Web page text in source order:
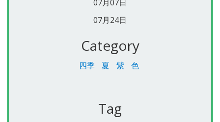
07月07日
07月24日
Category
四季 夏 紫 色
Tag